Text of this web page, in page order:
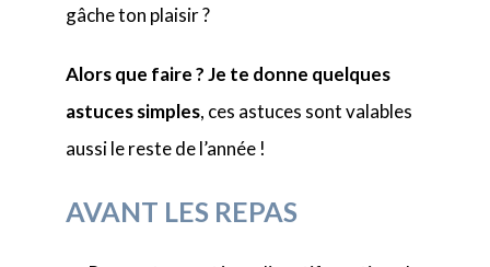
gâche ton plaisir ?
Alors que faire ?Je te donne quelques
astuces simples, ces astuces sont valables
aussi le reste de l’année !
AVANT LES REPAS